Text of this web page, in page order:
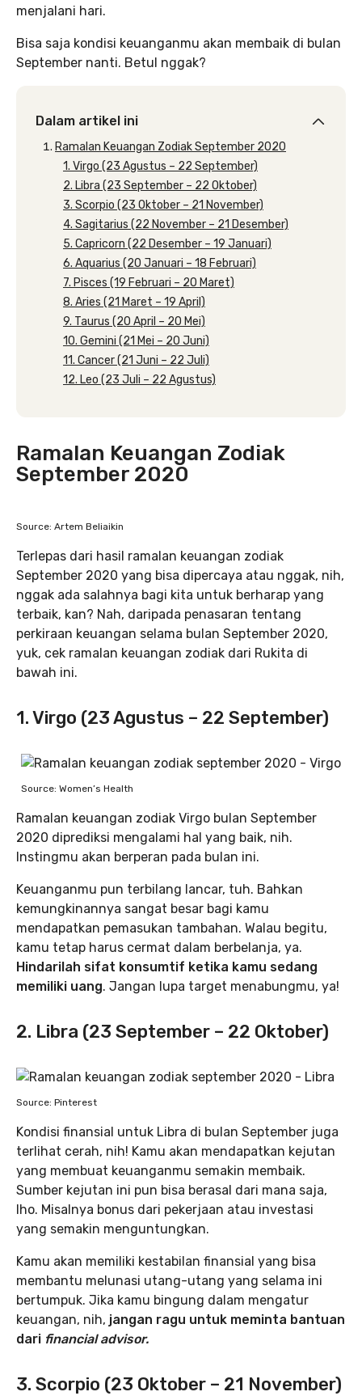
menjalani hari.
Bisa saja kondisi keuanganmu akan membaik di bulan
September nanti. Betul nggak?
Dalam artikel ini
Ramalan Keuangan Zodiak September 2020
1. Virgo (23 Agustus – 22 September)
2. Libra (23 September – 22 Oktober)
3. Scorpio (23 Oktober – 21 November)
4. Sagitarius (22 November – 21 Desember)
5. Capricorn (22 Desember – 19 Januari)
6. Aquarius (20 Januari – 18 Februari)
7. Pisces (19 Februari – 20 Maret)
8. Aries (21 Maret – 19 April)
9. Taurus (20 April – 20 Mei)
10. Gemini (21 Mei – 20 Juni)
11. Cancer (21 Juni – 22 Juli)
12. Leo (23 Juli – 22 Agustus)
Ramalan Keuangan Zodiak
September 2020
Source: Artem Beliaikin
Terlepas dari hasil ramalan keuangan zodiak
September 2020 yang bisa dipercaya atau nggak, nih,
nggak ada salahnya bagi kita untuk berharap yang
terbaik, kan? Nah, daripada penasaran tentang
perkiraan keuangan selama bulan September 2020,
yuk, cek ramalan keuangan zodiak dari Rukita di
bawah ini.
1. Virgo (23 Agustus – 22 September)
Source: Women’s Health
Ramalan keuangan zodiak Virgo bulan September
2020 diprediksi mengalami hal yang baik, nih.
Instingmu akan berperan pada bulan ini.
Keuanganmu pun terbilang lancar, tuh. Bahkan
kemungkinannya sangat besar bagi kamu
mendapatkan pemasukan tambahan. Walau begitu,
kamu tetap harus cermat dalam berbelanja, ya.
Hindarilah sifat konsumtif ketika kamu sedang
memiliki uang. Jangan lupa target menabungmu, ya!
2. Libra (23 September – 22 Oktober)
Source: Pinterest
Kondisi finansial untuk Libra di bulan September juga
terlihat cerah, nih! Kamu akan mendapatkan kejutan
yang membuat keuanganmu semakin membaik.
Sumber kejutan ini pun bisa berasal dari mana saja,
lho. Misalnya bonus dari pekerjaan atau investasi
yang semakin menguntungkan.
Kamu akan memiliki kestabilan finansial yang bisa
membantu melunasi utang-utang yang selama ini
bertumpuk. Jika kamu bingung dalam mengatur
keuangan, nih, jangan ragu untuk meminta bantuan
dari financial advisor.
3. Scorpio (23 Oktober – 21 November)